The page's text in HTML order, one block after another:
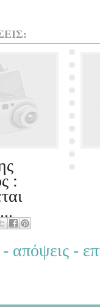
:
απόψεις -